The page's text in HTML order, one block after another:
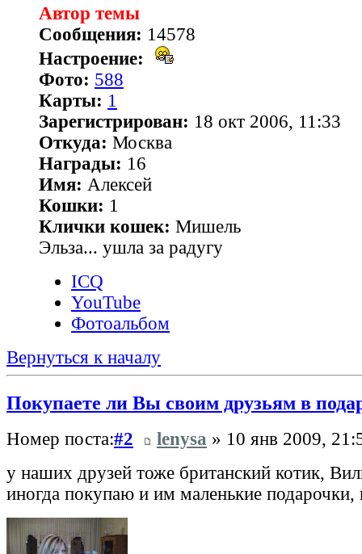
Автор темы
Сообщения: 14578
Настроение:
Фото: 588
Карты: 1
Зарегистрирован: 18 окт 2006, 11:33
Откуда: Москва
Награды: 16
Имя: Алексей
Кошки: 1
Клички кошек: Мишель
Эльза... ушла за радугу
ICQ
YouTube
Фотоальбом
Вернуться к началу
Покупаете ли Вы своим друзьям в
Номер поста:#2 lenysa » 10 янв 2009,
у наших друзей тоже британский котик,
иногда покупаю и им маленькие подарочки,